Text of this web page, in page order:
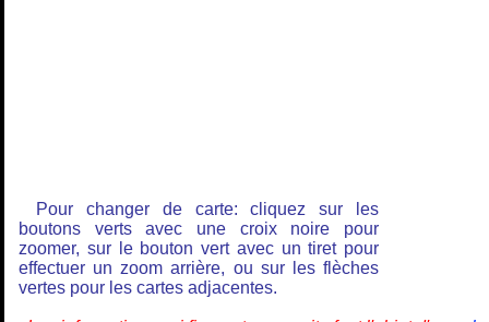
Pour changer de carte: cliquez sur les
boutons verts avec une croix noire pour
zoomer, sur le bouton vert avec un tiret pour
effectuer un zoom arrière, ou sur les flèches
vertes pour les cartes adjacentes.